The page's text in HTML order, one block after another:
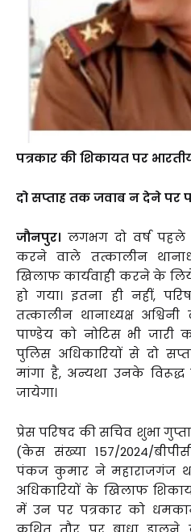
पत्रकार की शिकायत पर
दो सप्ताह तक जवाब न देने पर
जौनपुर। लगभग दो वर्ष पहले
करने वाले तत्कालीन
खिलाफ कार्यवाही करने के लिये
हो गया। इतना ही नहीं,
तत्कालीन थानाध्यक्ष
पाण्डेय को नोटिस भी जारी
पुलिस अधिकारियों से दो
मांगा है, अन्यथा उनके विरूद्ध
जायेगा।
प्रेस परिषद की सचिव शुभा
(केस संख्या 157/2024/
पंकज कुमार ने महाराजगंज
अधिकारियों के खिलाफ
में उन पर पत्रकार को